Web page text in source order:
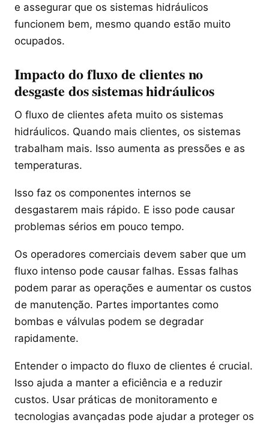
e assegurar que os sistemas hidráulicos
funcionem bem, mesmo quando estão muito
ocupados.
Impacto do fluxo de clientes no
desgaste dos sistemas hidráulicos
O fluxo de clientes afeta muito os sistemas
hidráulicos. Quando mais clientes, os sistemas
trabalham mais. Isso aumenta as pressões e as
temperaturas.
Isso faz os componentes internos se
desgastarem mais rápido. E isso pode causar
problemas sérios em pouco tempo.
Os operadores comerciais devem saber que um
fluxo intenso pode causar falhas. Essas falhas
podem parar as operações e aumentar os custos
de manutenção. Partes importantes como
bombas e válvulas podem se degradar
rapidamente.
Entender o impacto do fluxo de clientes é crucial.
Isso ajuda a manter a eficiência e a reduzir
custos. Usar práticas de monitoramento e
tecnologias avançadas pode ajudar a proteger os